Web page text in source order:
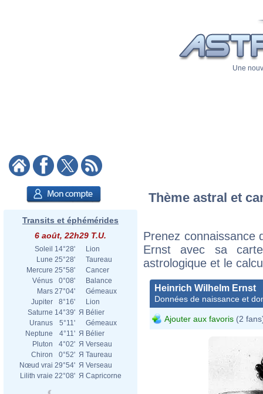
Une
Transits et éphémérides
6 août, 22h29 T.U.
Soleil 14°28'
Lion
Lune 25°28'
Taureau
Mercure 25°58'
Cancer
Vénus
0°08'
Balance
Mars 27°04'
Gémeaux
Jupiter
8°16'
Lion
Saturne 14°39' Я Bélier
Uranus
5°11'
Gémeaux
Neptune
4°11' Я Bélier
Pluton
4°02' Я Verseau
Chiron
0°52' Я Taureau
Nœud vrai 29°54' Я Verseau
Lilith vraie 22°08' Я Capricorne
Thème astral et
Prenez connaissance
Ernst avec sa
astrologique et le
Heinrich Wilhelm Ernst
Données de naissance et
Ajouter aux favoris (2